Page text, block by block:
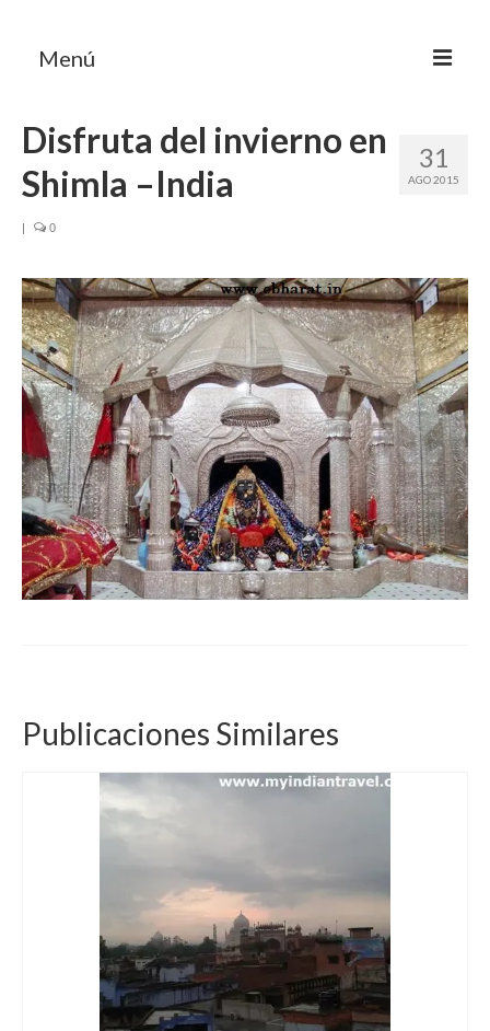
Menú
CHUCHES DE VIAJE
CONTACTO
31
AGO 2015
Disfruta del invierno en
Shimla –India
| 0
Publicaciones Similares